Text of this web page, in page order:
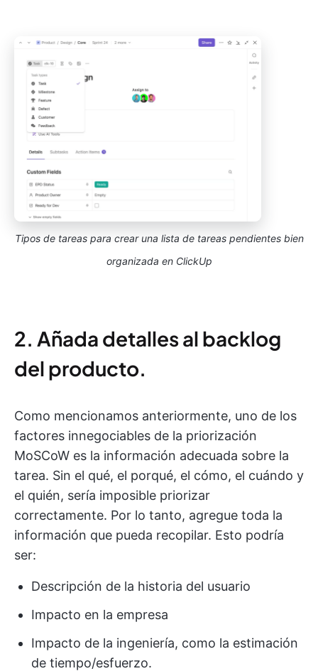
Tipos de tareas para crear una lista de tareas pendientes bien
organizada en ClickUp
2. Añada detalles al backlog
del producto.
Como mencionamos anteriormente, uno de los
factores innegociables de la priorización
MoSCoW es la información adecuada sobre la
tarea. Sin el qué, el porqué, el cómo, el cuándo y
el quién, sería imposible priorizar
correctamente. Por lo tanto, agregue toda la
información que pueda recopilar. Esto podría
ser:
Descripción de la historia del usuario
Impacto en la empresa
Impacto de la ingeniería, como la estimación
de tiempo/esfuerzo.